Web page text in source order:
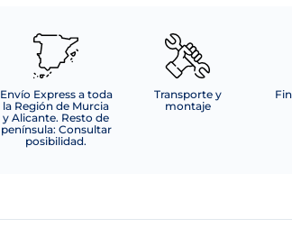
Envío Express a toda
la Región de Murcia
y Alicante. Resto de
península: Consultar
posibilidad.
Transporte y
montaje